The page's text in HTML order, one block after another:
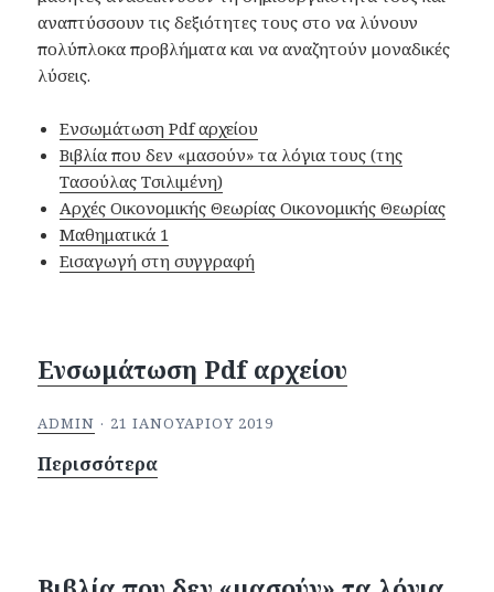
αναπτύσσουν τις δεξιότητες τους στο να λύνουν
πολύπλοκα προβλήματα και να αναζητούν μοναδικές
λύσεις.
Ενσωμάτωση Pdf αρχείου
Βιβλία που δεν «μασούν» τα λόγια τους (της
Τασούλας Τσιλιμένη)
Αρχές Οικονομικής Θεωρίας Οικονομικής Θεωρίας
Μαθηματικά 1
Εισαγωγή στη συγγραφή
Ενσωμάτωση Pdf αρχείου
ADMIN 21 ΙΑΝΟΥΑΡΊΟΥ 2019
Περισσότερα